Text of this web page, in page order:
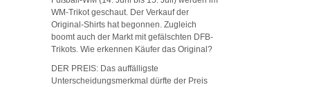
WM-Trikot geschaut. Der Verkauf der
Original-Shirts hat begonnen. Zugleich
boomt auch der Markt mit gefälschten DFB-
Trikots. Wie erkennen Käufer das Original?
DER PREIS: Das auffälligste
Unterscheidungsmerkmal dürfte der Preis